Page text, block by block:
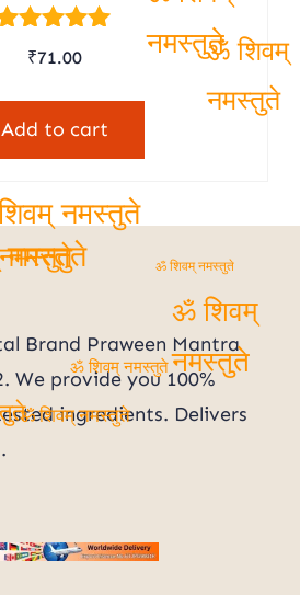
Rated
5.00
₹71.00
Add to cart
Brand Praween Mantra
We provide you 100%
ingredients. Delivers
नमस्तुते
ॐ शिवम्
नमस्तुते
ॐ शिवम् नमस्तुते
ॐ शिवम्
नमस्तुते
ॐ शिवम् नमस्तुते
ॐ शिवम्
नमस्तुते
ॐ शिवम् नमस्तुते